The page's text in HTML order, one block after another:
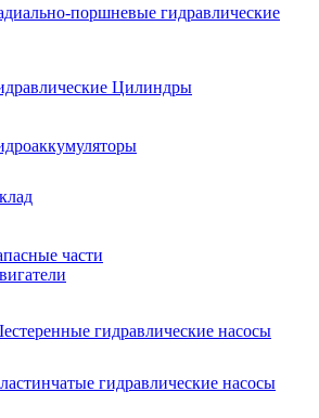
поршневые гидравлические
Цилиндры
части
гидравлические насосы
гидравлические насосы